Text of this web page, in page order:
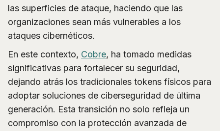
las superficies de ataque, haciendo que las
organizaciones sean más vulnerables a los
ataques cibernéticos.
En este contexto, Cobre, ha tomado medidas
significativas para fortalecer su seguridad,
dejando atrás los tradicionales tokens físicos para
adoptar soluciones de ciberseguridad de última
generación. Esta transición no solo refleja un
compromiso con la protección avanzada de